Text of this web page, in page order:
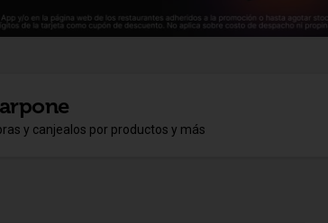
y canjealos por productos y más